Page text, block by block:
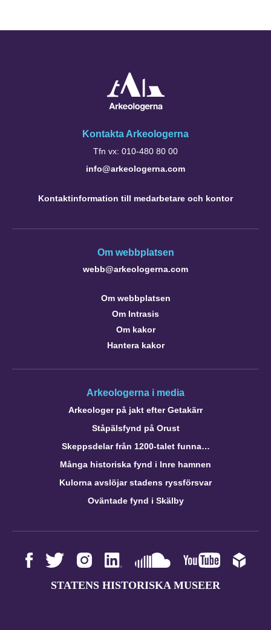
Kontakta Arkeologerna
Tfn vx: 010-480 80 00
info@arkeologerna.com
Kontaktinformation till medarbetare och kontor
Om webbplatsen
webb@arkeologerna.com
Om webbplatsen
Om Intrasis
Om kakor
Hantera kakor
Arkeologerna i media
Arkeologer på jakt efter Getakärr
Ståpälsfynd på Orust
Skeppsdelar från 1200-talet funna…
Många historiska fynd i Inre hamnen
Kulorna avslöjar stadens ryssförsvar
Oväntade fynd i Skälby
STATENS HISTORISKA MUSEER